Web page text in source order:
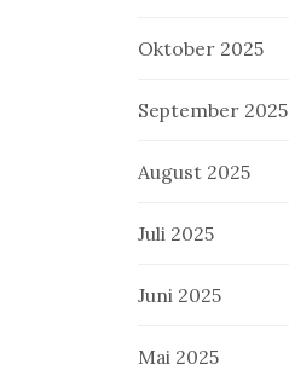
Oktober 2025
September 2025
August 2025
Juli 2025
Juni 2025
Mai 2025